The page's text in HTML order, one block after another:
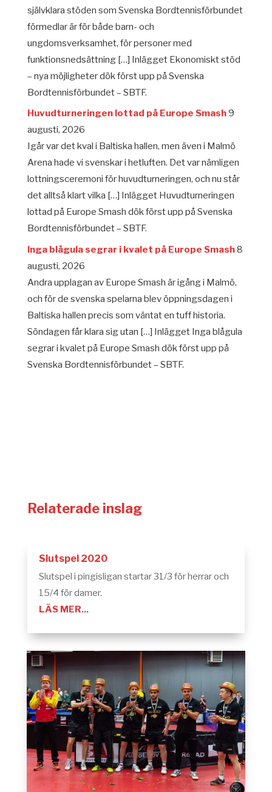
självklara stöden som Svenska Bordtennisförbundet
förmedlar är för både barn- och
ungdomsverksamhet, för personer med
funktionsnedsättning […] Inlägget Ekonomiskt stöd
– nya möjligheter dök först upp på Svenska
Bordtennisförbundet – SBTF.
Huvudturneringen lottad på Europe Smash9
augusti, 2026
Igår var det kval i Baltiska hallen, men även i Malmö
Arena hade vi svenskar i hetluften. Det var nämligen
lottningsceremoni för huvudturneringen, och nu står
det alltså klart vilka […] Inlägget Huvudturneringen
lottad på Europe Smash dök först upp på Svenska
Bordtennisförbundet – SBTF.
Inga blågula segrar i kvalet på Europe Smash8
augusti, 2026
Andra upplagan av Europe Smash är igång i Malmö,
och för de svenska spelarna blev öppningsdagen i
Baltiska hallen precis som väntat en tuff historia.
Söndagen får klara sig utan […] Inlägget Inga blågula
segrar i kvalet på Europe Smash dök först upp på
Svenska Bordtennisförbundet – SBTF.
Relaterade inslag
Slutspel 2020
Slutspel i pingisligan startar 31/3 för herrar och
15/4 för damer.
LÄS MER...